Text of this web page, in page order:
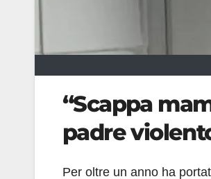
“Scappa
padre
Per oltre un anno ha